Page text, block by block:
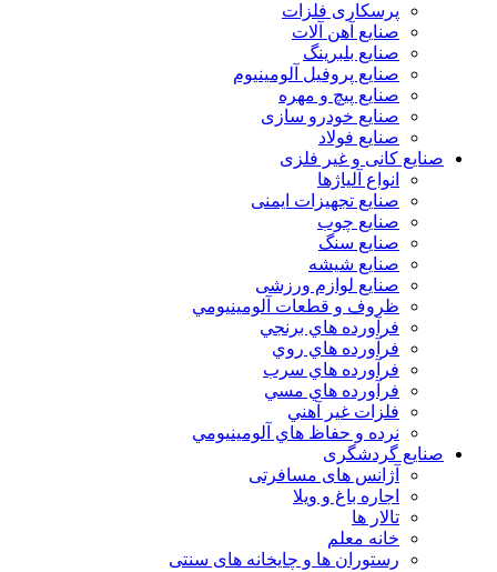
پرسکاری فلزات
صنایع آهن آلات
صنایع بلبرینگ
صنایع پروفیل آلومینیوم
صنایع پیچ و مهره
صنایع خودرو سازی
صنایع فولاد
صنایع کانی و غیر فلزی
انواع آلياژها
صنایع تجهیزات ایمنی
صنایع چوب
صنایع سنگ
صنایع شیشه
صنایع لوازم ورزشی
ظروف و قطعات آلومينيومي
فرآورده هاي برنجي
فرآورده هاي روي
فرآورده هاي سرب
فرآورده هاي مسي
فلزات غير آهني
نرده و حفاظ هاي آلومينيومي
صنایع گردشگری
آژانس های مسافرتی
اجاره باغ و ویلا
تالار ها
خانه معلم
رستوران ها و چایخانه های سنتی